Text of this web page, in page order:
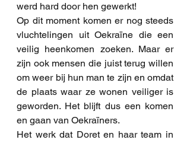
werd hard door hen gewerkt!
Op dit moment komen er nog steeds
vluchtelingen uit Oekraïne die een
veilig heenkomen zoeken. Maar er
zijn ook mensen die juist terug willen
om weer bij hun man te zijn en omdat
de plaats waar ze wonen veiliger is
geworden. Het blijft dus een komen
en gaan van Oekraïners.
Het werk dat Doret en haar team in